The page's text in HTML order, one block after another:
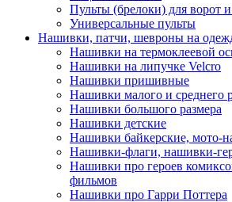
Пульты (брелоки) для ворот
Универсальные пульты
Нашивки, патчи, шевроны на
Нашивки на термоклеевой
Нашивки на липучке Velcro
Нашивки пришивные
Нашивки малого и среднего
Нашивки большого размера
Нашивки детские
Нашивки байкерские, мото-
Нашивки-флаги, нашивки-
Нашивки про героев
фильмов
Нашивки про Гарри Поттера